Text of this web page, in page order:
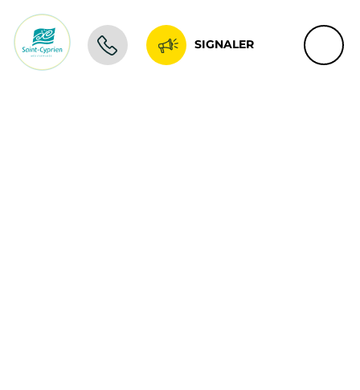
SIGNALER